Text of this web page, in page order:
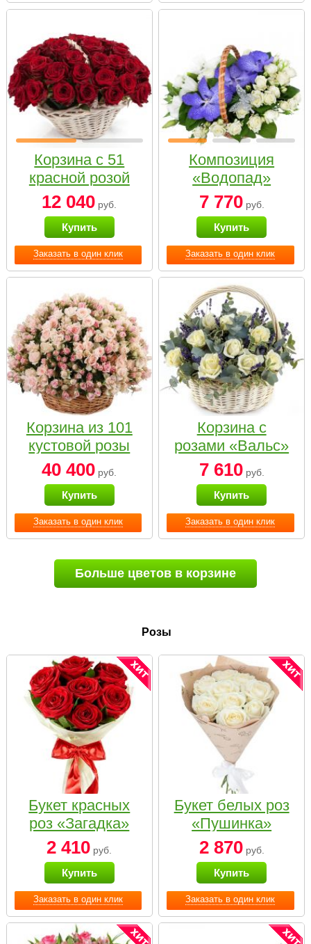
Заказать в один клик
Корзина с 51
красной розой
12 040 руб.
Купить
Заказать в один клик
Композиция
«Водопад»
7 770руб.
Купить
Заказать в один клик
Корзина из 101
кустовой розы
нежных тонов
40 400 руб.
Купить
Заказать в один клик
Корзина с
розами «Вальс»
7 610руб.
Купить
Больше цветов в корзине
Розы
Заказать в один клик
Букет красных
роз «Загадка»
2 410 руб.
Купить
Заказать в один клик
Букет белых роз
«Пушинка»
2 870руб.
Купить